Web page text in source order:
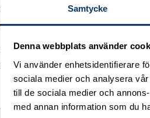
Samtycke
Denna webbplats använder
Vi använder enhetsidentifierare
sociala medier och analysera
till de sociala medier och
med annan information som du
som gäller från januari 2026.
att skillnaden och effekten
tydliga språk:
att göra jobbet!